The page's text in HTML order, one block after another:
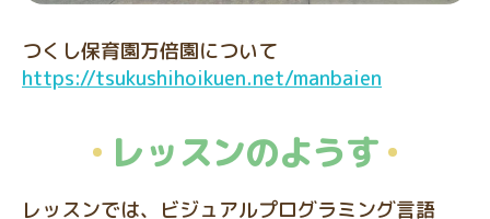
つくし保育園万倍園について
https://tsukushihoikuen.net/manbaien
レッスンのようす
レッスンでは、ビジュアルプログラミング言語